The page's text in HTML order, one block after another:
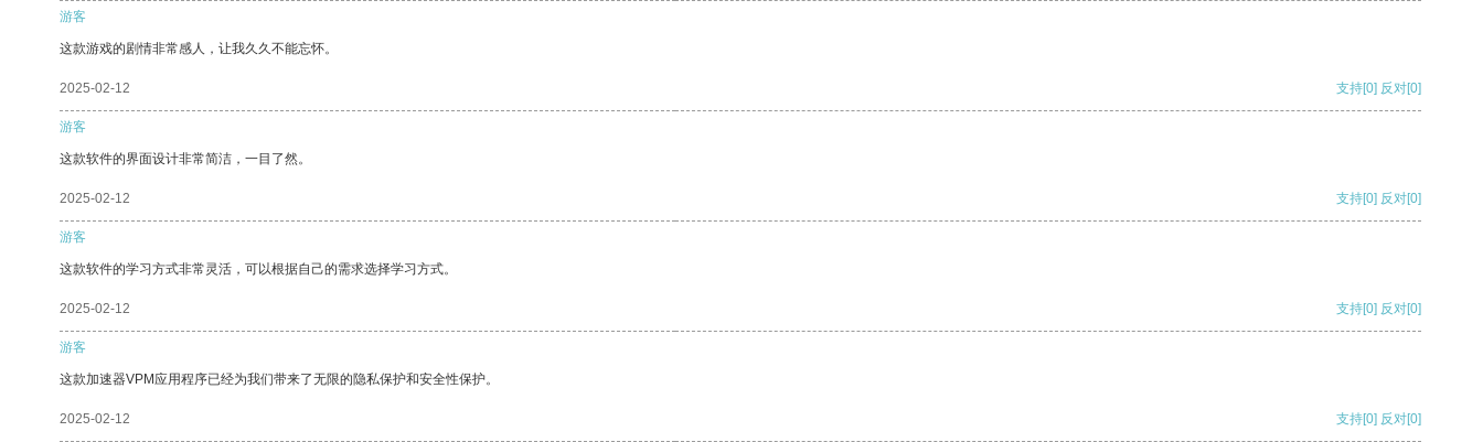
游客
这款游戏的剧情非常感人，让我久久不能忘怀。
2025-02-12 支持[0] 反对[0]
游客
这款软件的界面设计非常简洁，一目了然。
2025-02-12 支持[0] 反对[0]
游客
这款软件的学习方式非常灵活，可以根据自己的需求选择学习方式。
2025-02-12 支持[0] 反对[0]
游客
这款加速器VPM应用程序已经为我们带来了无限的隐私保护和安全性保护。
2025-02-12 支持[0] 反对[0]